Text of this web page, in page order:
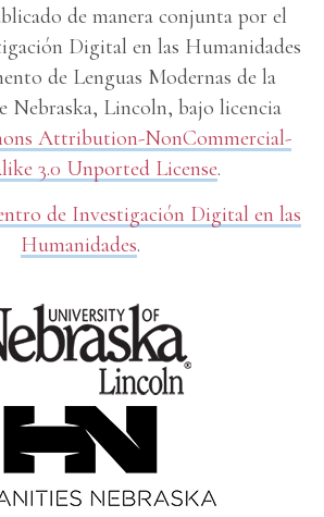
de manera conjunta por el
Digital en las Humanidades
de Lenguas Modernas de la
Nebraska, Lincoln, bajo licencia
Attribution-NonCommercial-
3.0 Unported License.
de Investigación Digital en las
Humanidades.